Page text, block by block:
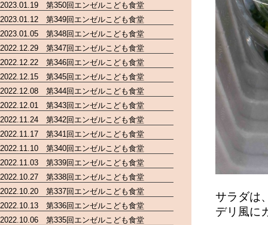
サラダは
デリ風に
2023.01.19 第350回エンゼルこども食堂
2023.01.12 第349回エンゼルこども食堂
2023.01.05 第348回エンゼルこども食堂
2022.12.29 第347回エンゼルこども食堂
2022.12.22 第346回エンゼルこども食堂
2022.12.15 第345回エンゼルこども食堂
2022.12.08 第344回エンゼルこども食堂
2022.12.01 第343回エンゼルこども食堂
2022.11.24 第342回エンゼルこども食堂
2022.11.17 第341回エンゼルこども食堂
2022.11.10 第340回エンゼルこども食堂
2022.11.03 第339回エンゼルこども食堂
2022.10.27 第338回エンゼルこども食堂
2022.10.20 第337回エンゼルこども食堂
2022.10.13 第336回エンゼルこども食堂
2022.10.06 第335回エンゼルこども食堂